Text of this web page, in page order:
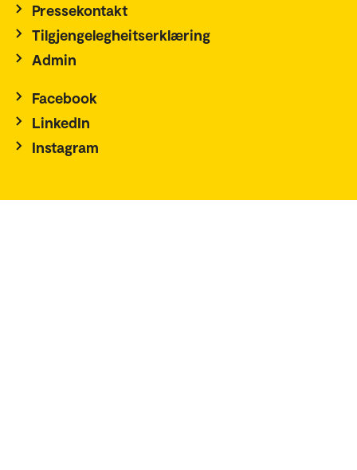
Pressekontakt
Tilgjengelegheitserklæring
Admin
Facebook
LinkedIn
Instagram